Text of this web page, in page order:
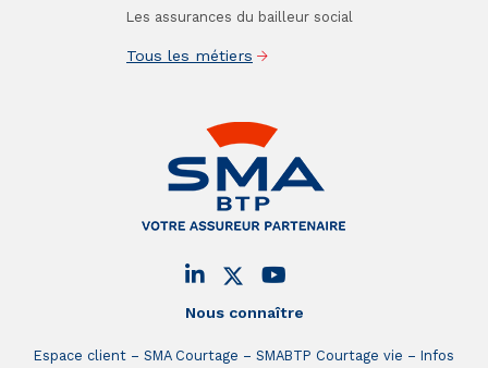
Nous connaître
Espace client SMA Courtage SMABTP Courtage vie Infos
Les assurances du bailleur social
Tous les métiers